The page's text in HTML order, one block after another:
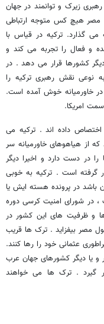
زیرک و توانمند در جهان
هیچ کس متوجه ارتباطی
گذارد. ترکیه در قیاس با
و فعال را تجربه می کند و
دیگر کشورها قرار می دهد . در
نوعی نقش رهبری ترکیه را
در خاورمیانه خوش آمده است.
امریکا.
اختصاص داده اند . ترکیه می
از هیاهوهای خاورمیانه سر
در دست دارد و اخیرا دیگر
گرفته است . ترکیه به خوبی
باشد در پرونده هسته ایش یا
در شورای امنیت کرسی دوره
ها و ظرفیت های این کشور در
مصر بیفزاید . ترک ها قریب
عثمانی خود را رها کنند.
و یا دیگر کشورهای جهان عرب
گیرد . ترک ها می خواهند